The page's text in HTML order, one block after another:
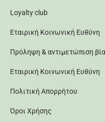
Loyalty club
Εταιρική Κοινωνική Ευθύνη
Πρόληψη & αντιμετώπιση
Εταιρική Κοινωνική Ευθύνη
Πολιτική Απορρήτου
Όροι Χρήσης